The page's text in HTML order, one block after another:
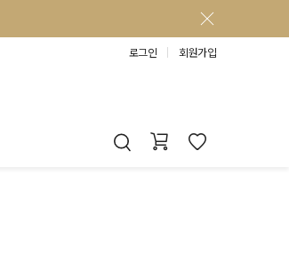
로그인 회원가입